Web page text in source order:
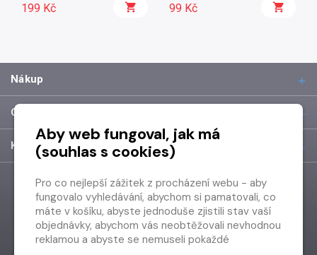
199 Kč 99 Kč
Nákup
O společnosti
Kontakt
Aby web fungoval, jak má
(souhlas s cookies)
Pro co nejlepší zážitek z procházení webu - aby
fungovalo vyhledávání, abychom si pamatovali, co
máte v košíku, abyste jednoduše zjistili stav vaší
objednávky, abychom vás neobtěžovali nevhodnou
reklamou a abyste se nemuseli pokaždé